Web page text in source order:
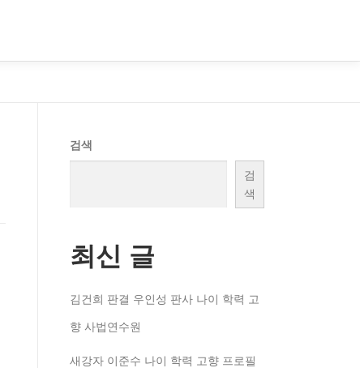
검색
검
색
최신 글
김건희 판결 우인성 판사 나이 학력 고
향 사법연수원
새강자 이준수 나이 학력 고향 프로필